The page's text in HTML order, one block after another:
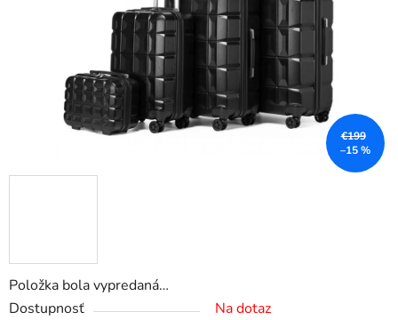
Položka bola vypredaná…
Dostupnosť
Na dotaz
€199
–15 %